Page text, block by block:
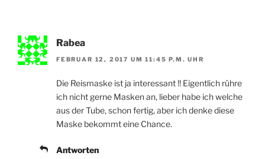
Rabea
FEBRUAR 12, 2017 UM 11:45 P.M. UHR
Die Reismaske ist ja interessant !! Eigentlich rühre
ich nicht gerne Masken an, lieber habe ich welche
aus der Tube, schon fertig, aber ich denke diese
Maske bekommt eine Chance.
Antworten